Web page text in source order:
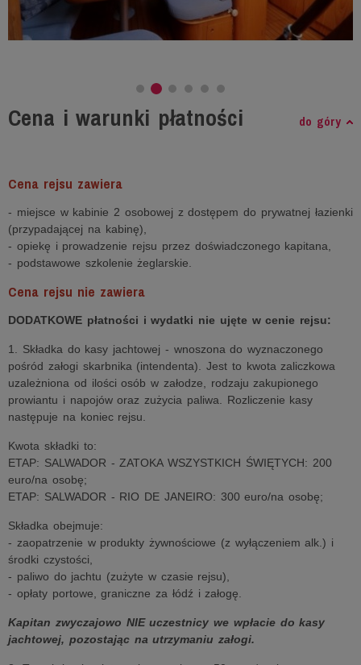
Cena i warunki płatności do góry
Cena rejsu zawiera
- miejsce w kabinie 2 osobowej z dostępem do prywatnej łazienki
(przypadającej na kabinę),
- opiekę i prowadzenie rejsu przez doświadczonego kapitana,
- podstawowe szkolenie żeglarskie.
Cena rejsu nie zawiera
DODATKOWE płatności i wydatki nie ujęte w cenie rejsu:
1. Składka do kasy jachtowej - wnoszona do wyznaczonego
pośród załogi skarbnika (intendenta). Jest to kwota zaliczkowa
uzależniona od ilości osób w załodze, rodzaju zakupionego
prowiantu i napojów oraz zużycia paliwa. Rozliczenie kasy
następuje na koniec rejsu.
Kwota składki to:
ETAP: SALWADOR - ZATOKA WSZYSTKICH ŚWIĘTYCH: 200
euro/na osobę;
ETAP: SALWADOR - RIO DE JANEIRO: 300 euro/na osobę;
Składka obejmuje:
- zaopatrzenie w produkty żywnościowe (z wyłączeniem alk.) i
środki czystości,
- paliwo do jachtu (zużyte w czasie rejsu),
- opłaty portowe, graniczne za łódź i załogę.
Kapitan zwyczajowo NIE uczestnicy we wpłacie do kasy
jachtowej, pozostając na utrzymaniu załogi.